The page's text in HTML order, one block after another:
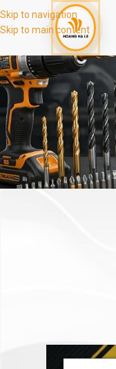
Skip to navigation
Skip to main content